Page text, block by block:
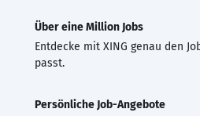
Über eine Million Jobs
Entdecke mit XING genau den
passt.
Persönliche Job-Angebote